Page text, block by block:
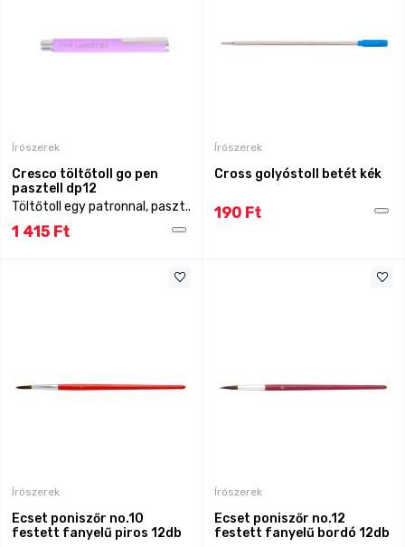
Írószerek
Cresco töltőtoll go pen
pasztell dp12
Töltőtoll egy patronnal, paszt..
1 415 Ft
Írószerek
Cross golyóstoll betét kék
190 Ft
Írószerek
Ecset poniszőr no.10
festett fanyelű piros 12db
Írószerek
Ecset poniszőr no.12
festett fanyelű bordó 12db